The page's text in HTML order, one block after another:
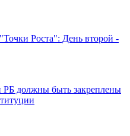
Роста": День второй -
должны быть закреплены